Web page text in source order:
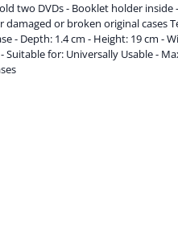
two DVDs - Booklet holder
damaged or broken original cases
- Depth: 1.4 cm - Height: 19 cm -
Suitable for: Universally Usable -